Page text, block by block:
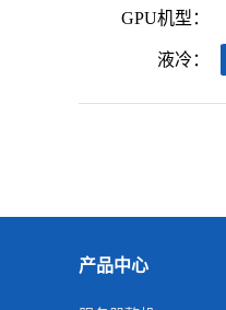
GPU机型：
液冷：
产品中心